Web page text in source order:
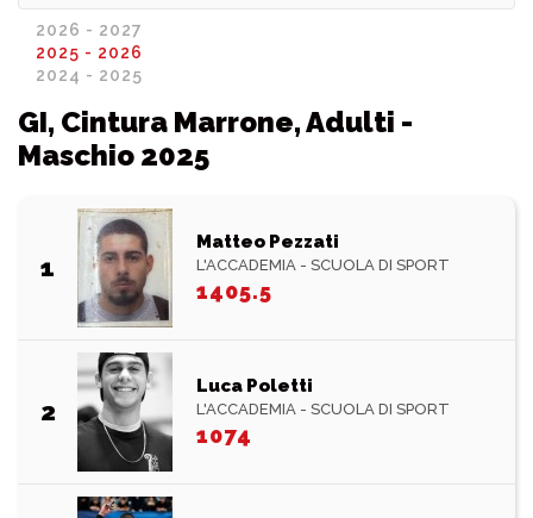
2026 - 2027
2025 - 2026
2024 - 2025
GI, Cintura Marrone, Adulti -
Maschio 2025
1
Matteo Pezzati
L'ACCADEMIA - SCUOLA DI SPORT
1405.5
2
Luca Poletti
L'ACCADEMIA - SCUOLA DI SPORT
1074